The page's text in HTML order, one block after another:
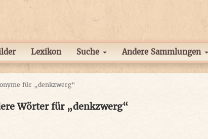
Lexikon Suche Andere Sammlungen
für „denkzwerg“
Wörter für „denkzwerg“